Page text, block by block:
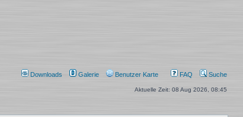
Downloads Galerie Benutzer Karte FAQ Suche
Aktuelle Zeit: 08 Aug 2026, 08:45